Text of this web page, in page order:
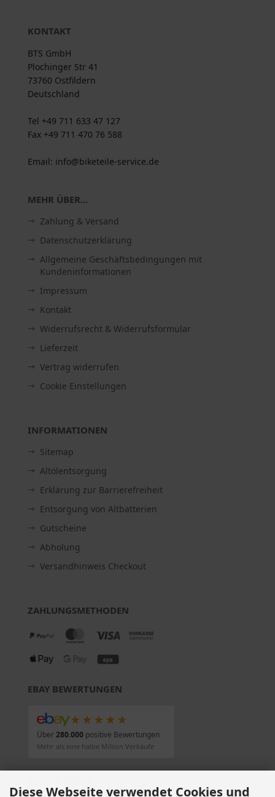
KONTAKT
BTS GmbH
Plochinger Str 41
73760 Ostfildern
Deutschland
Tel +49 711 633 47 127
Fax +49 711 470 76 588
Email: info@biketeile-service.de
MEHR ÜBER...
Zahlung & Versand
Datenschutzerklärung
Allgemeine Geschäftsbedingungen mit
Kundeninformationen
Impressum
Kontakt
Widerrufsrecht & Widerrufsformular
Lieferzeit
Vertrag widerrufen
Cookie Einstellungen
INFORMATIONEN
Sitemap
Altölentsorgung
Erklärung zur Barrierefreiheit
Entsorgung von Altbatterien
Gutscheine
Abholung
Versandhinweis Checkout
ZAHLUNGSMETHODEN
EBAY BEWERTUNGEN
★★★★★
Über280.000positive Bewertungen
Mehr als eine halbe Million Verkäufe
Diese Webseite verwendet Cookies und